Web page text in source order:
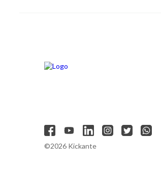
©2026 Kickante